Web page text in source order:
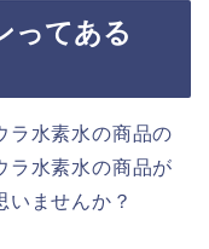
ってある
ラ水素水の商品の
ラ水素水の商品が
いませんか？